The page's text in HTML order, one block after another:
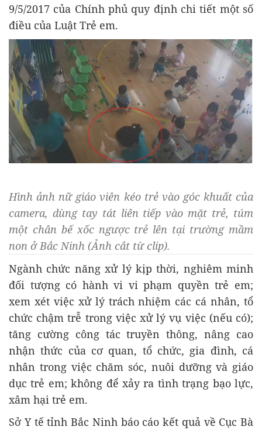
9/5/2017 của Chính phủ quy định chi tiết một số
điều của Luật Trẻ em.
Hình ảnh nữ giáo viên kéo trẻ vào góc khuất của
camera, dùng tay tát liên tiếp vào mặt trẻ, túm
một chân bế xốc ngược trẻ lên tại trường mầm
non ở Bắc Ninh (Ảnh cắt từ clip).
Ngành chức năng xử lý kịp thời, nghiêm minh
đối tượng có hành vi vi phạm quyền trẻ em;
xem xét việc xử lý trách nhiệm các cá nhân, tổ
chức chậm trễ trong việc xử lý vụ việc (nếu có);
tăng cường công tác truyền thông, nâng cao
nhận thức của cơ quan, tổ chức, gia đình, cá
nhân trong việc chăm sóc, nuôi dưỡng và giáo
dục trẻ em; không để xảy ra tình trạng bạo lực,
xâm hại trẻ em.
Sở Y tế tỉnh Bắc Ninh báo cáo kết quả về Cục Bà